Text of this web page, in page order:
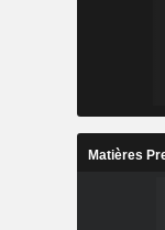
Matières